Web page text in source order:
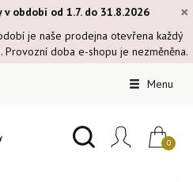
×
období od 1.7. do 31.8.2026
je naše prodejna otevřena každý
doba e-shopu je nezměněna.
Menu